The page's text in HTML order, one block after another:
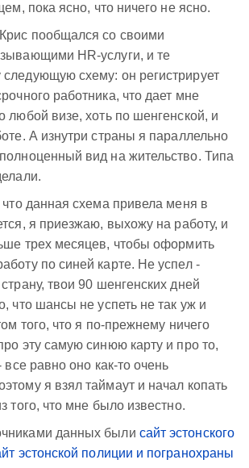
пока ясно, что ничего не ясно.
пообщался со своими
HR-услуги, и те
схему: он регистрирует
работника, что дает мне
любой визе, хоть по шенгенской, и
А изнутри страны я параллельно
вид на жительство. Типа
что данная схема привела меня в
я приезжаю, выхожу на работу, и
трех месяцев, чтобы оформить
по синей карте. Не успел -
твои 90 шенгенских дней
что шансы не успеть не так уж и
того, что я по-прежнему ничего
эту самую синюю карту и про то,
все равно оно как-то очень
я взял таймаут и начал копать
того, что мне было известно.
данных были сайт эстонского
эстонской полиции и погранохраны